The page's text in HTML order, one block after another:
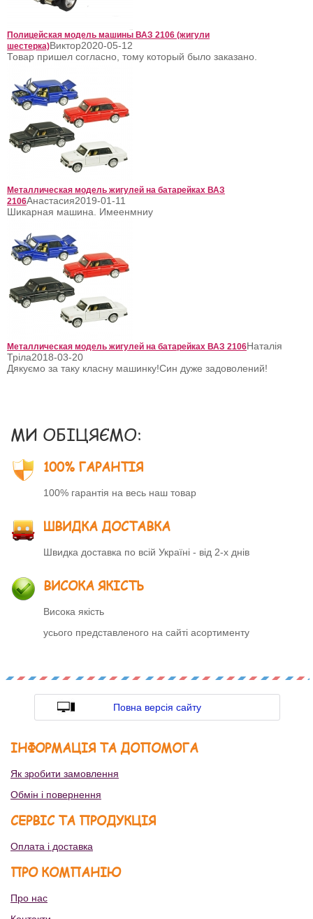
Полицейская модель машины ВАЗ 2106 (жигули
шестерка)Виктор2020-05-12
Товар пришел согласно, тому который было заказано.
Металлическая модель жигулей на батарейках ВАЗ
2106Анастасия2019-01-11
Шикарная машина. Имеенмниу
Металлическая модель жигулей на батарейках ВАЗ 2106Наталія
Тріла2018-03-20
Дякуємо за таку класну машинку!Син дуже задоволений!
МИ ОБІЦЯЄМО:
100% ГАРАНТІЯ
100% гарантія на весь наш товар
ШВИДКА ДОСТАВКА
Швидка доставка по всій Україні - від 2-х днів
ВИСОКА ЯКІСТЬ
Висока якість
усього представленого на сайті асортименту
Повна версія сайту
ІНФОРМАЦІЯ ТА ДОПОМОГА
Як зробити замовлення
Обмін і повернення
СЕРВІС ТА ПРОДУКЦІЯ
Оплата і доставка
ПРО КОМПАНІЮ
Про нас